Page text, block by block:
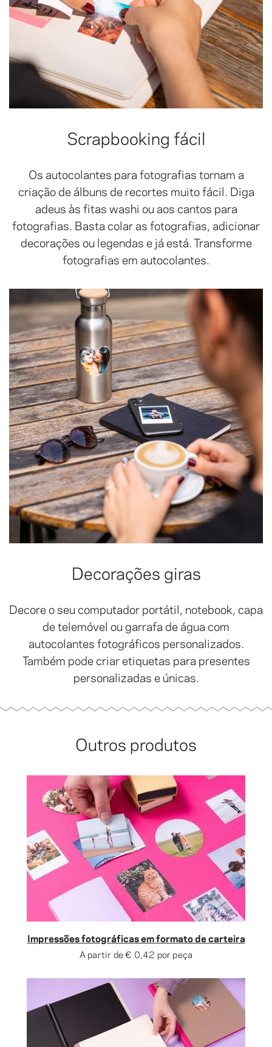
Scrapbooking fácil
Os autocolantes para fotografias tornam a
criação de álbuns de recortes muito fácil. Diga
adeus às fitas washi ou aos cantos para
fotografias. Basta colar as fotografias, adicionar
decorações ou legendas e já está. Transforme
fotografias em autocolantes.
Decorações giras
Decore o seu computador portátil, notebook, capa
de telemóvel ou garrafa de água com
autocolantes fotográficos personalizados.
Também pode criar etiquetas para presentes
personalizadas e únicas.
Outros produtos
Impressões fotográficas em formato de carteira
A partir de€ 0,42 por peça